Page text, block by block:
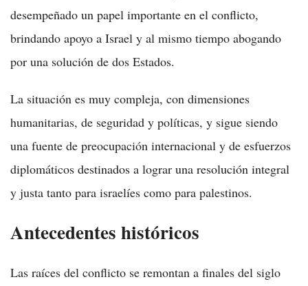
desempeñado un papel importante en el conflicto,
brindando apoyo a Israel y al mismo tiempo abogando
por una solución de dos Estados.
La situación es muy compleja, con dimensiones
humanitarias, de seguridad y políticas, y sigue siendo
una fuente de preocupación internacional y de esfuerzos
diplomáticos destinados a lograr una resolución integral
y justa tanto para israelíes como para palestinos.
Antecedentes históricos
Las raíces del conflicto se remontan a finales del siglo